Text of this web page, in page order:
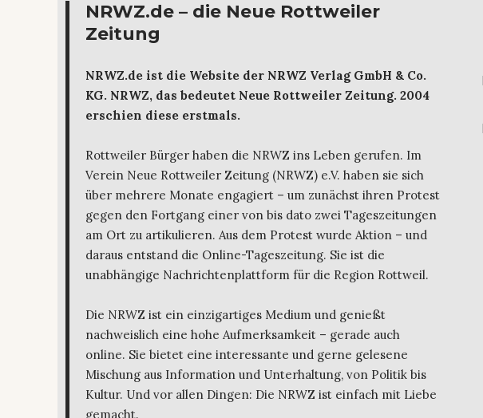
NRWZ.de – die Neue Rottweiler
Zeitung
NRWZ.de ist die Website der NRWZ Verlag GmbH & Co.
KG. NRWZ, das bedeutet Neue Rottweiler Zeitung. 2004
erschien diese erstmals.
Rottweiler Bürger haben die NRWZ ins Leben gerufen. Im
Verein Neue Rottweiler Zeitung (NRWZ) e.V. haben sie sich
über mehrere Monate engagiert – um zunächst ihren Protest
gegen den Fortgang einer von bis dato zwei Tageszeitungen
am Ort zu artikulieren. Aus dem Protest wurde Aktion – und
daraus entstand die Online-Tageszeitung. Sie ist die
unabhängige Nachrichtenplattform für die Region Rottweil.
Die NRWZ ist ein einzigartiges Medium und genießt
nachweislich eine hohe Aufmerksamkeit – gerade auch
online. Sie bietet eine interessante und gerne gelesene
Mischung aus Information und Unterhaltung, von Politik bis
Kultur. Und vor allen Dingen: Die NRWZ ist einfach mit Liebe
gemacht.